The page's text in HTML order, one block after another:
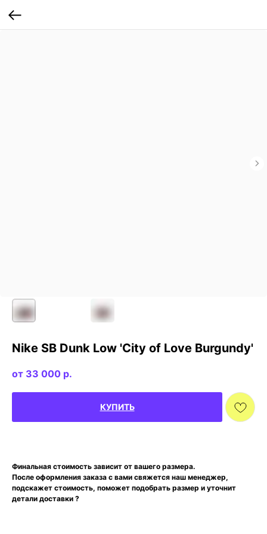
Nike SB Dunk Low 'City of Love Burgundy'
33 000 р.
КУПИТЬ
Финальная стоимость зависит от вашего размера.
После оформления заказа с вами свяжется наш менеджер,
подскажет стоимость, поможет подобрать размер и уточнит
детали доставки ?